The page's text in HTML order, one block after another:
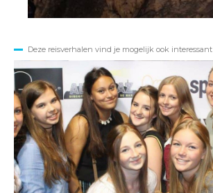
Deze reisverhalen vind je mogelijk ook interessant